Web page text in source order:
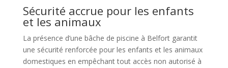
Sécurité accrue pour les enfants
et les animaux
La présence d’une bâche de piscine à Belfort garantit
une sécurité renforcée pour les enfants et les animaux
domestiques en empêchant tout accès non autorisé à